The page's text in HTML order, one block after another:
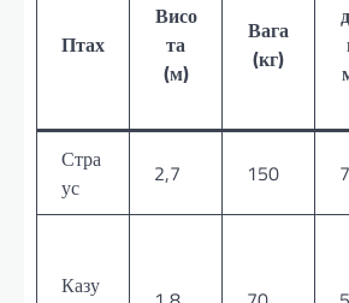
Птах
Висо
та
(м)
Вага
(кг)
Стра
ус
2,7 150
Казу